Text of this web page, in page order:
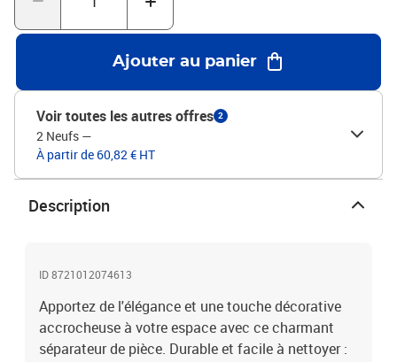
intérieurs. Vous pouvez également le placer devant une fenêtre
pour bloquer la lumière intense du soleil.Aspect attrayant : doté
d'un aspect de grille symétrique classique, ce séparateur de pièce
pliable ajoute du caractère et de la décoration à l'espace. Attention
:Uniquement pour une utilisation en intérieur.Couleur :
noirMatériau du cadre : bois de paulownia massifMatériau
intérieur : bois d’ingénierieDimensions lorsqu'il est déplié : 105-
110 x 160 cm (l x H)Taille du panneau (chacun) : 40 x 160 mm (l x
H)Épaisseur : 16 mmNombre de panneaux : 3Uniquement pour une
utilisation en intérieurAssemblage requis : oui
Ajouter au panier
Voir toutes les autres offres 2
2 Neufs —
À partir de 60,82 € HT
Description
ID 8721012074613
Apportez de l'élégance et une touche décorative
accrocheuse à votre espace avec ce charmant
séparateur de pièce. Durable et facile à nettoyer :